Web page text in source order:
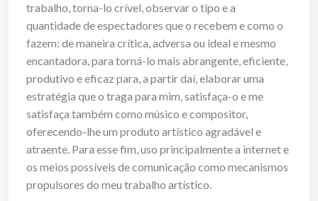
trabalho, torna-lo crível, observar o tipo e a
quantidade de espectadores que o recebem e como o
fazem: de maneira crítica, adversa ou ideal e mesmo
encantadora, para torná-lo mais abrangente, eficiente,
produtivo e eficaz para, a partir daí, elaborar uma
estratégia que o traga para mim, satisfaça-o e me
satisfaça também como músico e compositor,
oferecendo-lhe um produto artístico agradável e
atraente. Para esse fim, uso principalmente a internet e
os meios possíveis de comunicação como mecanismos
propulsores do meu trabalho artístico.